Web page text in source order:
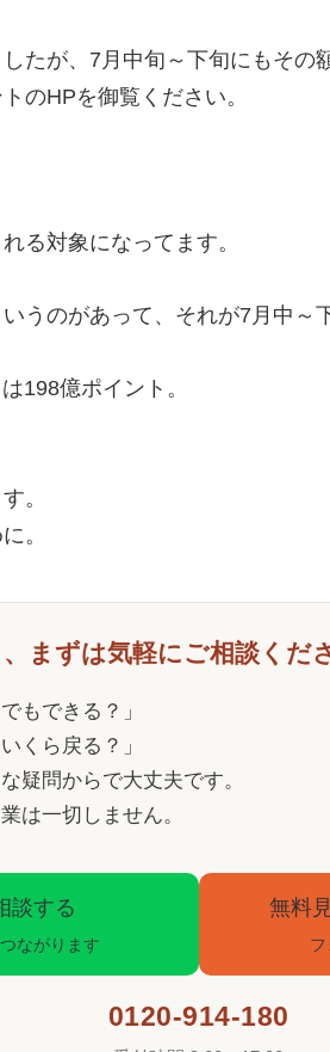
たが、7月中旬～下旬にもその
のHPを御覧ください。
る対象になってます。
うのがあって、それが7月中～
198億ポイント。
。
。
まずは気軽にご相談くだ
もできる？」
くら戻る？」
疑問からで大丈夫です。
は一切しません。
談する
ながります
無料
0120-914-180